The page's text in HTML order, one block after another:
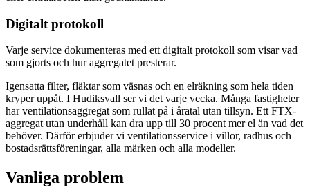
Digitalt protokoll
Varje service dokumenteras med ett digitalt protokoll som visar vad
som gjorts och hur aggregatet presterar.
Igensatta filter, fläktar som väsnas och en elräkning som hela tiden
kryper uppåt. I Hudiksvall ser vi det varje vecka. Många fastigheter
har ventilationsaggregat som rullat på i åratal utan tillsyn. Ett FTX-
aggregat utan underhåll kan dra upp till 30 procent mer el än vad det
behöver. Därför erbjuder vi ventilationsservice i villor, radhus och
bostadsrättsföreningar, alla märken och alla modeller.
Vanliga problem